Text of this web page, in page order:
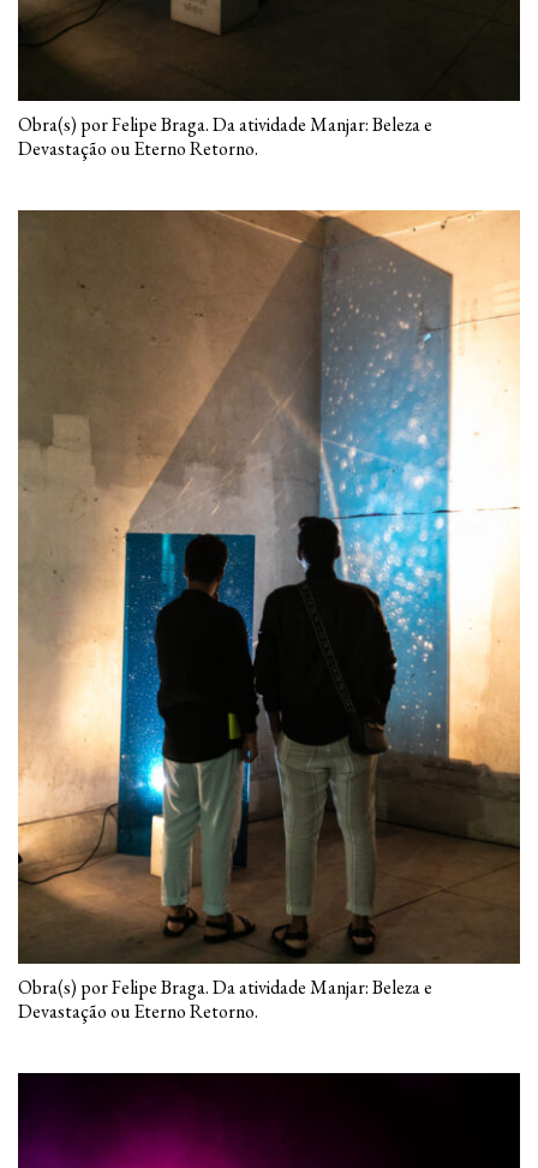
Obra(s) por Felipe Braga. Da atividade Manjar: Beleza e
Devastação ou Eterno Retorno.
Obra(s) por Felipe Braga. Da atividade Manjar: Beleza e
Devastação ou Eterno Retorno.